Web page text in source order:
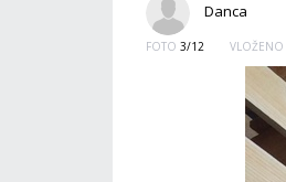
Danca
FOTO 3/12 VLOŽENO